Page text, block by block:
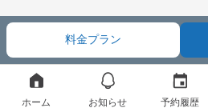
料金プラン
ホーム お知らせ 予約履歴